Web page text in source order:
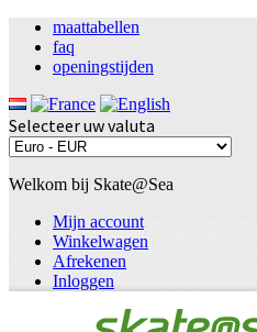
maattabellen
faq
openingstijden
Selecteer uw valuta
Welkom bij Skate@Sea
Mijn account
Winkelwagen
Afrekenen
Inloggen